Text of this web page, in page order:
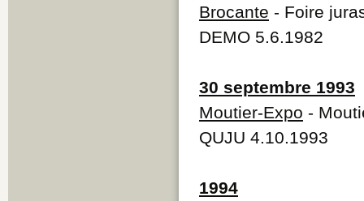
Brocante - Foire
DEMO 5.6.1982
30 septembre 1993
Moutier-Expo -
QUJU 4.10.1993
1994